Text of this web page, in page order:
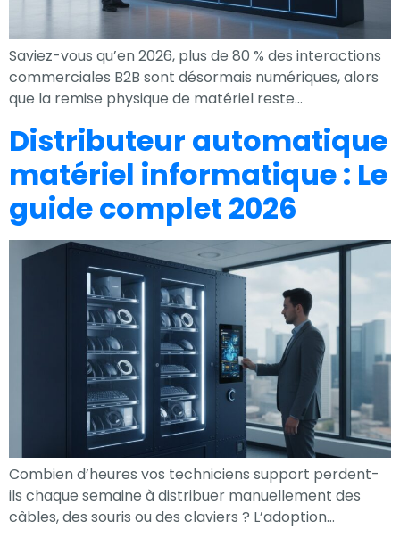
Saviez-vous qu’en 2026, plus de 80 % des interactions
commerciales B2B sont désormais numériques, alors
que la remise physique de matériel reste…
Distributeur automatique
matériel informatique : Le
guide complet 2026
Combien d’heures vos techniciens support perdent-
ils chaque semaine à distribuer manuellement des
câbles, des souris ou des claviers ? L’adoption…
Nécessaire
Ces cookies ne
sont pas
facultatifs. Ils
nécessaires au
fonctionnement
du site Web.
Statistiques